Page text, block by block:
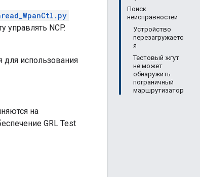
Поиск
неисправностей
Устройство
перезагружаетс
я
Тестовый жгут
не может
обнаружить
пограничный
маршрутизатор
управлять NCP.
для использования
на
GRL Test